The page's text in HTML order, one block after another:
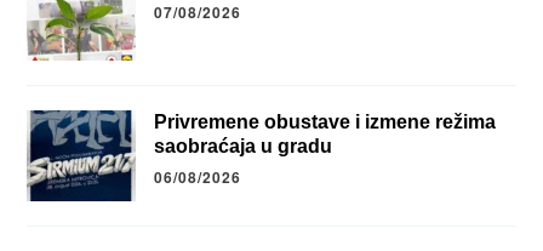
07/08/2026
Privremene obustave i izmene režima
saobraćaja u gradu
06/08/2026